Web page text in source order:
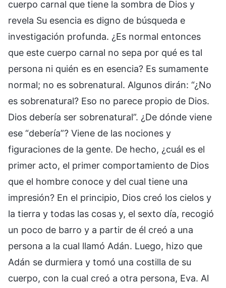
cuerpo carnal que tiene la sombra de Dios y
revela Su esencia es digno de búsqueda e
investigación profunda. ¿Es normal entonces
que este cuerpo carnal no sepa por qué es tal
persona ni quién es en esencia? Es sumamente
normal; no es sobrenatural. Algunos dirán: “¿No
es sobrenatural? Eso no parece propio de Dios.
Dios debería ser sobrenatural”. ¿De dónde viene
ese “debería”? Viene de las nociones y
figuraciones de la gente. De hecho, ¿cuál es el
primer acto, el primer comportamiento de Dios
que el hombre conoce y del cual tiene una
impresión? En el principio, Dios creó los cielos y
la tierra y todas las cosas y, el sexto día, recogió
un poco de barro y a partir de él creó a una
persona a la cual llamó Adán. Luego, hizo que
Adán se durmiera y tomó una costilla de su
cuerpo, con la cual creó a otra persona, Eva. Al